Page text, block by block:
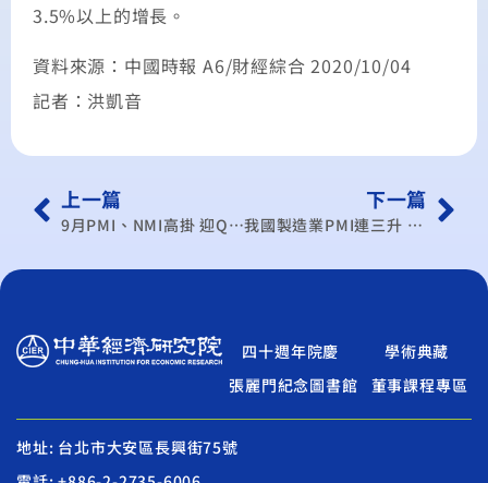
3.5%以上的增長。
資料來源：中國時報 A6/財經綜合 2020/10/04
記者：洪凱音
上一篇
9月PMI、NMI高掛 迎Q4旺季
下一篇
我國製造業PMI連三升 六產業全熱
四十週年院慶
學術典藏
張麗門紀念圖書館
董事課程專區
地址: 台北市大安區長興街75號